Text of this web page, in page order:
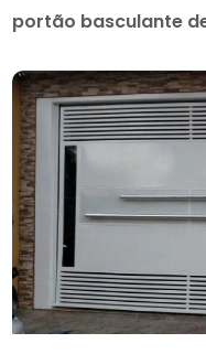
portão basculante